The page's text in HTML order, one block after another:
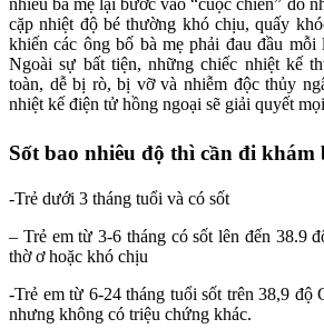
nhiều bà mẹ lại bước vào “cuộc chiến” đo
cặp nhiệt độ bé thường khó chịu, quấy
khiến các ông bố bà mẹ phải đau đầu mỗi
Ngoài sự bất tiện, những chiếc nhiệt kế
toàn, dễ bị rò, bị vỡ và nhiễm độc thủy
nhiệt kế điện tử hồng ngoại sẽ giải quyết
Sốt bao nhiêu độ thì cần đi khám
-Trẻ dưới 3 tháng tuổi và có sốt
– Trẻ em từ 3-6 tháng có sốt lên đến 38.9
thờ ơ hoặc khó chịu
-Trẻ em từ 6-24 tháng tuổi sốt trên 38,9 độ
nhưng không có triệu chứng khác.